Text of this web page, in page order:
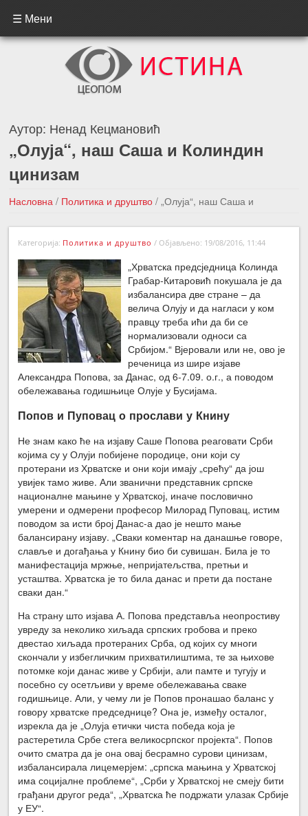
☰ Мени
Аутор: Ненад Кецмановић
„Олуја“, наш Саша и Колиндин
цинизам
Насловна / Политика и друштво / „Олуја“, наш Саша и
Колиндин цинизам
←Претходна вест
Следећа вест →
Категорија: Политика и друштво / Објављено: 19/08/2016, 11:44
„Хрватска предсједница Колинда
Грабар-Китаровић покушала је да
избалансира две стране – да
велича Олују и да нагласи у ком
правцу треба ићи да би се
нормализовали односи са
Србијом.“ Вјеровали или не, ово је
реченица из шире изјаве
Александра Попова, за Данас, од 6-7.09. о.г., а поводом
обележавања годишњице Олује у Бусијама.
Попов и Пуповац о прослави у Книну
Не знам како ће на изјаву Саше Попова реаговати Срби
којима су у Олуји побијене породице, они који су
протерани из Хрватске и они који имају „срећу“ да још
увијек тамо живе. Али званични представник српске
националне мањине у Хрватској, иначе пословично
умерени и одмерени професор Милорад Пуповац, истим
поводом за исти број Данас-а дао је нешто мање
балансирану изјаву. „Сваки коментар на данашње говоре,
славље и догађања у Книну био би сувишан. Била је то
манифестација мржње, непријатељства, претњи и
усташтва. Хрватска је то била данас и прети да постане
сваки дан.“
На страну што изјава А. Попова представља неопростиву
увреду за неколико хиљада српских гробова и преко
двестао хиљада протераних Срба, од којих су многи
скончали у избегличким прихватилиштима, те за њихове
потомке који данас живе у Србији, али памте и тугују и
посебно су осетљиви у време обележавања сваке
годишњице. Али, у чему ли је Попов пронашао баланс у
говору хрватске председнице? Она је, између осталог,
изрекла да је „Олуја етички чиста победа која је
растеретила Србе стега великосрпског пројекта“. Попов
очито сматра да је она овај бесрамно сурови цинизам,
избалансирала лицемерјем: „српска мањина у Хрватској
има социјалне проблеме“, „Срби у Хрватској не смеју бити
грађани другог реда“, „Хрватска ће подржати улазак Србије
у ЕУ“.